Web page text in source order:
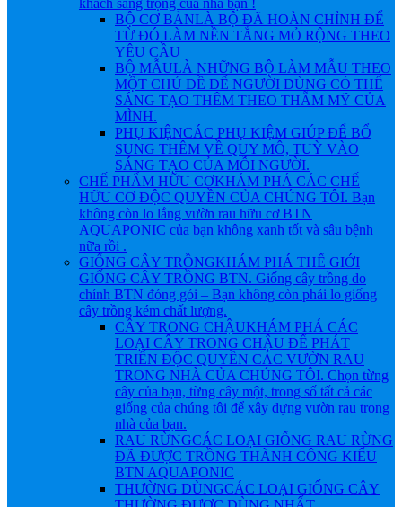
khách sang trọng của nhà bạn !
BỘ CƠ BẢNLÀ BỘ ĐÃ HOÀN CHỈNH ĐỂ
TỪ ĐÓ LÀM NỀN TẲNG MỎ RỘNG THEO
YÊU CẦU
BỘ MẪULÀ NHỮNG BỘ LÀM MẪU THEO
MỘT CHỦ ĐỀ ĐỂ NGƯỜI DÙNG CÓ THỂ
SÁNG TẠO THÊM THEO THẪM MỸ CỦA
MÌNH.
PHỤ KIỆNCÁC PHỤ KIỆM GIÚP ĐỂ BỔ
SUNG THÊM VỀ QUY MÔ, TUỲ VÀO
SÁNG TẠO CỦA MỖI NGƯỜI.
CHẾ PHẨM HỮU CƠKHÁM PHÁ CÁC CHẾ
HỮU CƠ ĐỘC QUYỀN CỦA CHÚNG TÔI. Bạn
không còn lo lắng vườn rau hữu cơ BTN
AQUAPONIC của bạn không xanh tốt và sâu bệnh
nữa rồi .
GIỐNG CÂY TRỒNGKHÁM PHÁ THẾ GIỚI
GIỐNG CÂY TRỒNG BTN. Giống cây trồng do
chính BTN đóng gói – Bạn không còn phải lo giống
cây trồng kém chất lượng.
CÂY TRONG CHẬUKHÁM PHÁ CÁC
LOẠI CÂY TRONG CHẬU ĐỂ PHÁT
TRIỂN ĐỘC QUYỀN CÁC VƯỜN RAU
TRONG NHÀ CỦA CHÚNG TÔI. Chọn từng
cây của bạn, từng cây một, trong số tất cả các
giống của chúng tôi để xây dựng vườn rau trong
nhà của bạn.
RAU RỪNGCÁC LOẠI GIỐNG RAU RỪNG
ĐÃ ĐƯỢC TRỒNG THÀNH CÔNG KIỂU
BTN AQUAPONIC
THƯỜNG DÙNGCÁC LOẠI GIỐNG CÂY